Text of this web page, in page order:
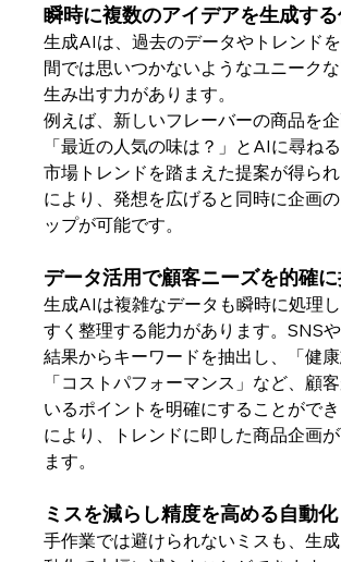
瞬時に複数のアイデアを生成す
生成AIは、過去のデータやトレンド
間では思いつかないようなユニーク
生み出す力があります。
例えば、新しいフレーバーの商品を企
「最近の人気の味は？」とAIに尋ね
市場トレンドを踏まえた提案が得ら
により、発想を広げると同時に企画
ップが可能です。
データ活用で顧客ニーズを的確
生成AIは複雑なデータも瞬時に処理
すく整理する能力があります。SNS
結果からキーワードを抽出し、「健
「コストパフォーマンス」など、顧
いるポイントを明確にすることがで
により、トレンドに即した商品企画
ます。
ミスを減らし精度を高める自動化
手作業では避けられないミスも、生